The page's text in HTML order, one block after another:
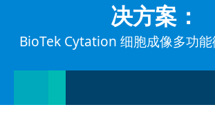
决方案：
BioTek Cytation 细胞成像多功